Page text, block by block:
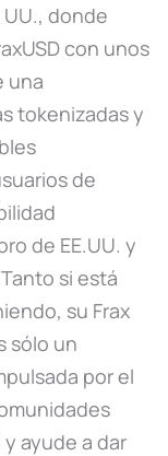
donde
con unos
una
tokenizadas y
de
de EE.UU. y
si está
su Frax
sólo un
por el
ayude a dar